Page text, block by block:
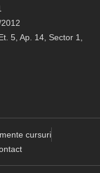
5, Ap. 14, Sector 1,
cursuri